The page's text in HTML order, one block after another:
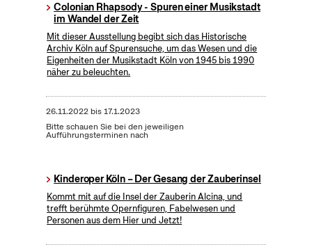
Colonian Rhapsody - Spuren einer Musikstadt
im Wandel der Zeit
Mit dieser Ausstellung begibt sich das Historische
Archiv Köln auf Spurensuche, um das Wesen und die
Eigenheiten der Musikstadt Köln von 1945 bis 1990
näher zu beleuchten.
26.11.2022bis17.1.2023
Bitte schauen Sie bei den jeweiligen
Aufführungsterminen nach
Kinderoper Köln – Der Gesang der Zauberinsel
Kommt mit auf die Insel der Zauberin Alcina, und
trefft berühmte Opernfiguren, Fabelwesen und
Personen aus dem Hier und Jetzt!